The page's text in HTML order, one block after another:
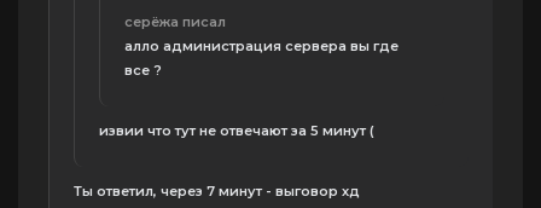
серёжа писал
алло администрация сервера вы где
все ?
извии что тут не отвечают за 5 минут (
Ты ответил, через 7 минут - выговор хд